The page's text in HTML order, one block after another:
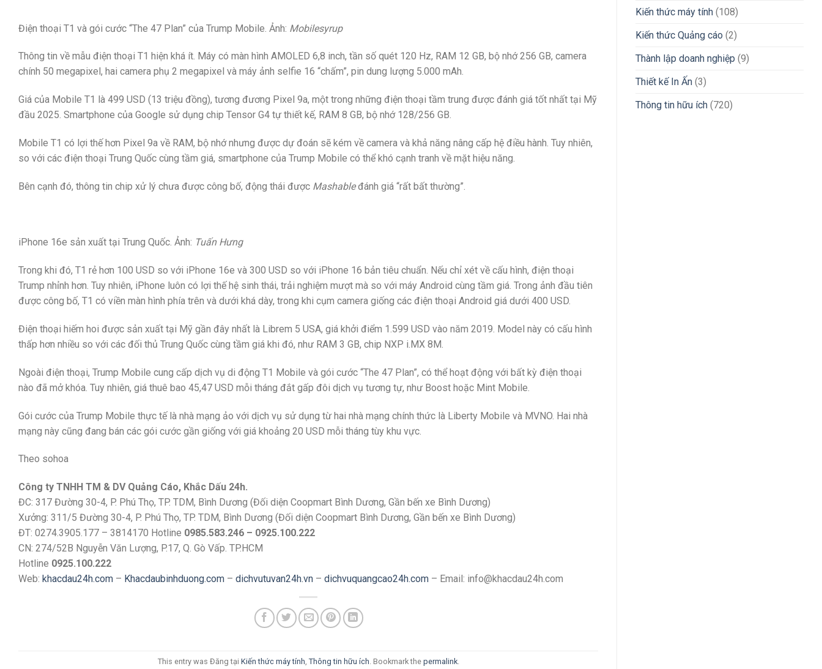
Điện thoại T1 và gói cước “The 47 Plan” của Trump Mobile. Ảnh: Mobilesyrup
Thông tin về mẫu điện thoại T1 hiện khá ít. Máy có màn hình AMOLED 6,8 inch, tần số quét 120 Hz, RAM 12 GB, bộ nhớ 256 GB, camera
chính 50 megapixel, hai camera phụ 2 megapixel và máy ảnh selfie 16 “chấm”, pin dung lượng 5.000 mAh.
Giá của Mobile T1 là 499 USD (13 triệu đồng), tương đương Pixel 9a, một trong những điện thoại tầm trung được đánh giá tốt nhất tại Mỹ
đầu 2025. Smartphone của Google sử dụng chip Tensor G4 tự thiết kế, RAM 8 GB, bộ nhớ 128/256 GB.
Mobile T1 có lợi thế hơn Pixel 9a về RAM, bộ nhớ nhưng được dự đoán sẽ kém về camera và khả năng nâng cấp hệ điều hành. Tuy nhiên,
so với các điện thoại Trung Quốc cùng tầm giá, smartphone của Trump Mobile có thể khó cạnh tranh về mặt hiệu năng.
Bên cạnh đó, thông tin chip xử lý chưa được công bố, động thái được Mashableđánh giá “rất bất thường”.
iPhone 16e sản xuất tại Trung Quốc. Ảnh: Tuấn Hưng
Trong khi đó, T1 rẻ hơn 100 USD so với iPhone 16e và 300 USD so với iPhone 16 bản tiêu chuẩn. Nếu chỉ xét về cấu hình, điện thoại
Trump nhỉnh hơn. Tuy nhiên, iPhone luôn có lợi thế hệ sinh thái, trải nghiệm mượt mà so với máy Android cùng tầm giá. Trong ảnh đầu tiên
được công bố, T1 có viền màn hình phía trên và dưới khá dày, trong khi cụm camera giống các điện thoại Android giá dưới 400 USD.
Điện thoại hiếm hoi được sản xuất tại Mỹ gần đây nhất là Librem 5 USA, giá khởi điểm 1.599 USD vào năm 2019. Model này có cấu hình
thấp hơn nhiều so với các đối thủ Trung Quốc cùng tầm giá khi đó, như RAM 3 GB, chip NXP i.MX 8M.
Ngoài điện thoại, Trump Mobile cung cấp dịch vụ di động T1 Mobile và gói cước “The 47 Plan”, có thể hoạt động với bất kỳ điện thoại
nào đã mở khóa. Tuy nhiên, giá thuê bao 45,47 USD mỗi tháng đắt gấp đôi dịch vụ tương tự, như Boost hoặc Mint Mobile.
Gói cước của Trump Mobile thực tế là nhà mạng ảo với dịch vụ sử dụng từ hai nhà mạng chính thức là Liberty Mobile và MVNO. Hai nhà
mạng này cũng đang bán các gói cước gần giống với giá khoảng 20 USD mỗi tháng tùy khu vực.
Theo sohoa
Công ty TNHH TM & DV Quảng Cáo, Khắc Dấu 24h.
ĐC: 317 Đường 30-4, P. Phú Thọ, TP. TDM, Bình Dương (Đối diện Coopmart Bình Dương, Gần bến xe Bình Dương)
Xưởng: 311/5 Đường 30-4, P. Phú Thọ, TP. TDM, Bình Dương (Đối diện Coopmart Bình Dương, Gần bến xe Bình Dương)
ĐT: 0274.3905.177 – 3814170 Hotline 0985.583.246 – 0925.100.222
CN: 274/52B Nguyễn Văn Lượng, P.17, Q. Gò Vấp. TP.HCM
Hotline 0925.100.222
Web: khacdau24h.com – Khacdaubinhduong.com – dichvutuvan24h.vn – dichvuquangcao24h.com – Email: info@khacdau24h.com
This entry was Đăng tại Kiến thức máy tính Thông tin hữu ích . Bookmark the permalink.
Kiến thức máy tính (108)
Kiến thức Quảng cáo (2)
Thành lập doanh nghiệp (9)
Thiết kế In Ấn (3)
Thông tin hữu ích (720)